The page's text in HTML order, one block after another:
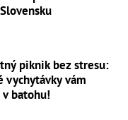
piknik bez stresu:
vychytávky vám
batohu!